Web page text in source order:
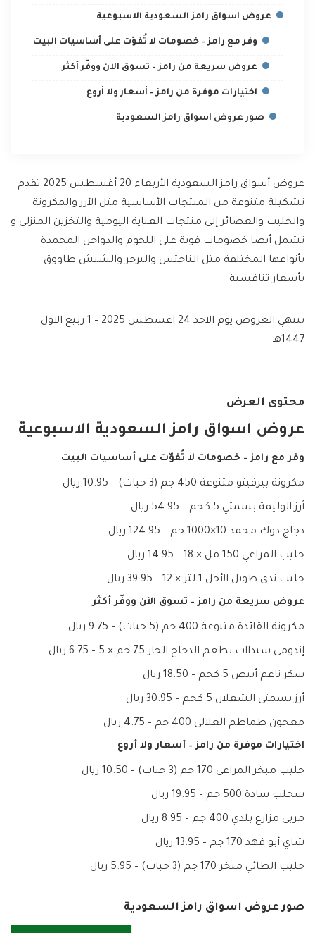
عروض اسواق رامز السعودية الاسبوعية
وفر مع رامز – خصومات لا تُفوّت على أساسيات البيت
عروض سريعة من رامز – تسوق الآن ووفّر أكثر
اختيارات موفرة من رامز – أسعار ولا أروع
صور عروض اسواق رامز السعودية
عروض أسواق رامز السعودية الأربعاء 20 أغسطس 2025 تقدم
تشكيلة متنوعة من المنتجات الأساسية مثل الأرز والمكرونة
والحليب والعصائر إلى منتجات العناية اليومية والتخزين المنزلي و
تشمل أيضا خصومات قوية على اللحوم والدواجن المجمدة
بأنواعها المختلفة مثل الناجتس والبرجر والشيش طاووق
بأسعار تنافسية
تنتهي العروض يوم الاحد 24 اغسطس 2025 – 1 ربيع الاول
1447هـ
محتوى العرض
عروض اسواق رامز السعودية الاسبوعية
وفر مع رامز – خصومات لا تُفوّت على أساسيات البيت
مكرونة بيرفيتو متنوعة 450 جم (3 حبات) – 10.95 ريال
أرز الوليمة بسمتي 5 كجم – 54.95 ريال
دجاج دوك مجمد 10×1000 جم – 124.95 ريال
حليب المراعي 150 مل × 18 – 14.95 ريال
حليب ندى طويل الأجل 1 لتر × 12 – 39.95 ريال
عروض سريعة من رامز – تسوق الآن ووفّر أكثر
مكرونة القائدة متنوعة 400 جم (5 حبات) – 9.75 ريال
إندومي سيدااب بطعم الدجاج الحار 75 جم × 5 – 6.75 ريال
سكر ناعم أبيض 5 كجم – 18.50 ريال
أرز بسمتي الشعلان 5 كجم – 30.95 ريال
معجون طماطم العلالي 400 جم – 4.75 ريال
اختيارات موفرة من رامز – أسعار ولا أروع
حليب مبخر المراعي 170 جم (3 حبات) – 10.50 ريال
سحلب سادة 500 جم – 19.95 ريال
مربى مزارع بلدي 400 جم – 8.95 ريال
شاي أبو فهد 170 جم – 13.95 ريال
حليب الطائي مبخر 170 جم (3 حبات) – 5.95 ريال
صور عروض اسواق رامز السعودية